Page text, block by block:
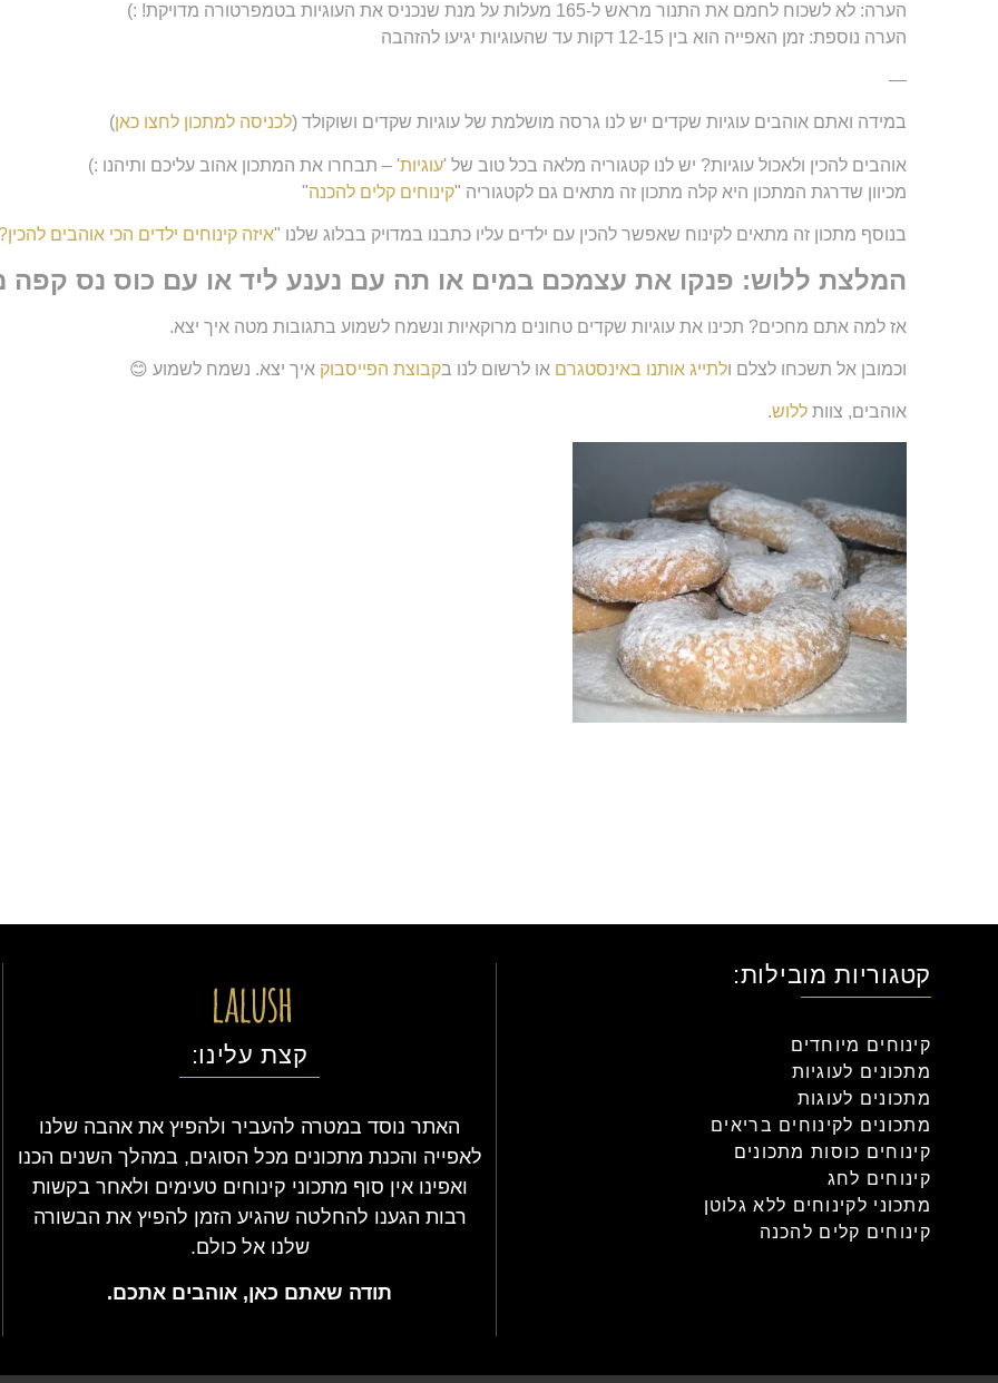
הערה: לא לשכוח לחמם את התנור מראש ל-165 מעלות על מנת שנכניס את העוגיות בטמפרטורה מדויקת! :)
הערה נוספת: זמן האפייה הוא בין 12-15 דקות עד שהעוגיות יגיעו להזהבה
—
במידה ואתם אוהבים עוגיות שקדים יש לנו גרסה מושלמת של עוגיות שקדים ושוקולד (לכניסה למתכון לחצו כאן)
אוהבים להכין ולאכול עוגיות? יש לנו קטגוריה מלאה בכל טוב של 'עוגיות' – תבחרו את המתכון אהוב עליכם ותיהנו :)
מכיוון שדרגת המתכון היא קלה מתכון זה מתאים גם לקטגוריה "קינוחים קלים להכנה"
בנוסף מתכון זה מתאים לקינוח שאפשר להכין עם ילדים עליו כתבנו במדויק בבלוג שלנו "איזה קינוחים ילדים הכי אוהבים
המלצת ללוש: פנקו את עצמכם במים או תה עם נענע ליד או עם כוס נס קפה
אז למה אתם מחכים? תכינו את עוגיות שקדים טחונים מרוקאיות ונשמח לשמוע בתגובות מטה איך יצא.
וכמובן אל תשכחו לצלם ולתייג אותנו באינסטגרם או לרשום לנו בקבוצת הפייסבוק איך יצא. נשמח לשמוע 😊
אוהבים, צוות ללוש.
קטגוריות מובילות:
קינוחים מיוחדים
מתכונים לעוגיות
מתכונים לעוגות
מתכונים לקינוחים בריאים
קינוחים כוסות מתכונים
קינוחים לחג
מתכוני לקינוחים ללא גלוטן
קינוחים קלים להכנה
קצת עלינו:
האתר נוסד במטרה להעביר ולהפיץ את אהבה שלנו
לאפייה והכנת מתכונים מכל הסוגים, במהלך השנים הכנו
ואפינו אין סוף מתכוני קינוחים טעימים ולאחר בקשות
רבות הגענו להחלטה שהגיע הזמן להפיץ את הבשורה
שלנו אל כולם.
תודה שאתם כאן, אוהבים אתכם.